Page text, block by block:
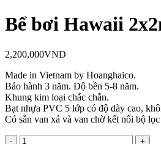
Bể bơi Hawaii
2,200,000VND
Made in Vietnam by Hoanghaico.
Bảo hành 3 năm. Độ bền 5-8 năm.
Khung kim loại chắc chắn.
Bạt nhựa PVC 5 lớp có độ dày cao,
Có sẵn van xả và van chờ kết nối bộ